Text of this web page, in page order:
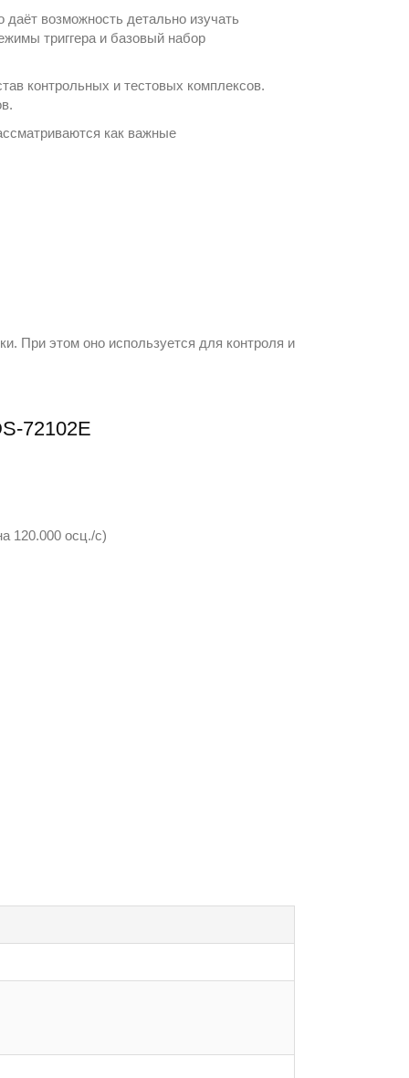
возможность детально изучать
триггера и базовый набор
контрольных и тестовых комплексов.
как важные
При этом оно используется для контроля и
72102E
120.000 осц./с)